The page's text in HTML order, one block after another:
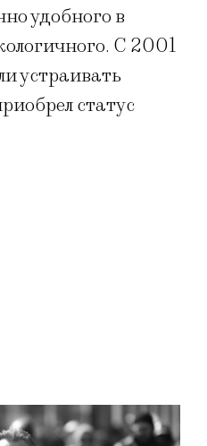
удобного в
С 2001
устраивать
статус